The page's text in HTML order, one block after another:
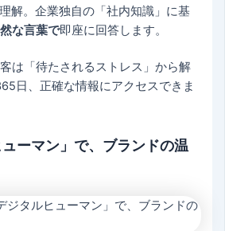
解。企業独自の「社内知識」に基
な言葉で即座に回答します。
は「待たされるストレス」から解
日、正確な情報にアクセスできま
ーマン」で、ブランドの温